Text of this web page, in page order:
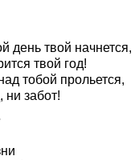
день твой начнется,
твой год!
тобой прольется,
ни забот!